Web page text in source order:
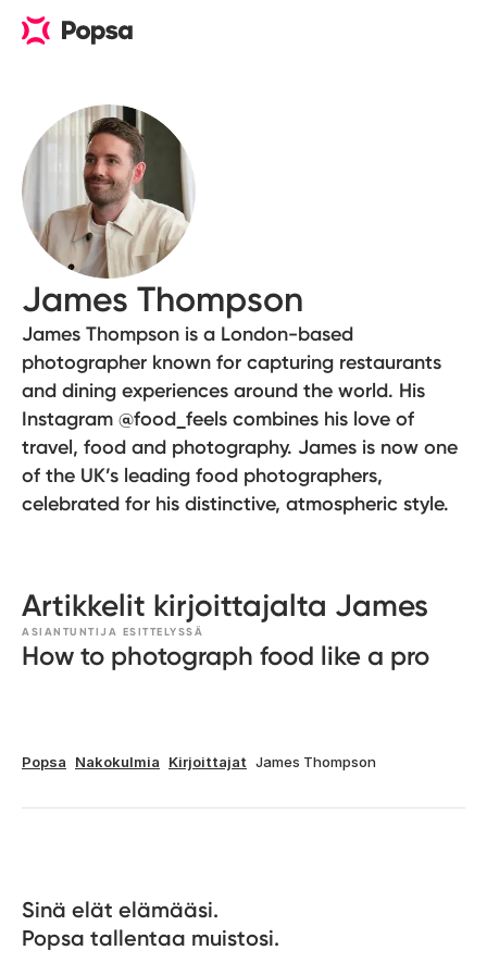
James Thompson
James Thompson is a London-based
photographer known for capturing restaurants
and dining experiences around the world. His
Instagram @food_feels combines his love of
travel, food and photography. James is now one
of the UK’s leading food photographers,
celebrated for his distinctive, atmospheric style.
Artikkelit kirjoittajalta James
ASIANTUNTIJA ESITTELYSSÄ
How to photograph food like a pro
Popsa Nakokulmia Kirjoittajat James Thompson
Sinä elät elämääsi.
Popsa tallentaa muistosi.